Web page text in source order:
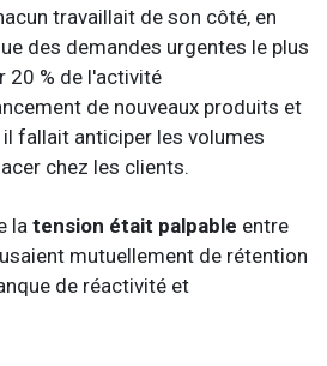
travaillait de son côté, en
des demandes urgentes le plus
20 % de l'activité
de nouveaux produits et
fallait anticiper les volumes
chez les clients.
la tension était palpable entre
mutuellement de rétention
de réactivité et